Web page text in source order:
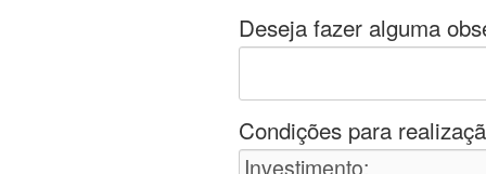
Deseja fazer alguma
Condições para